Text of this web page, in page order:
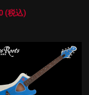
(税込)